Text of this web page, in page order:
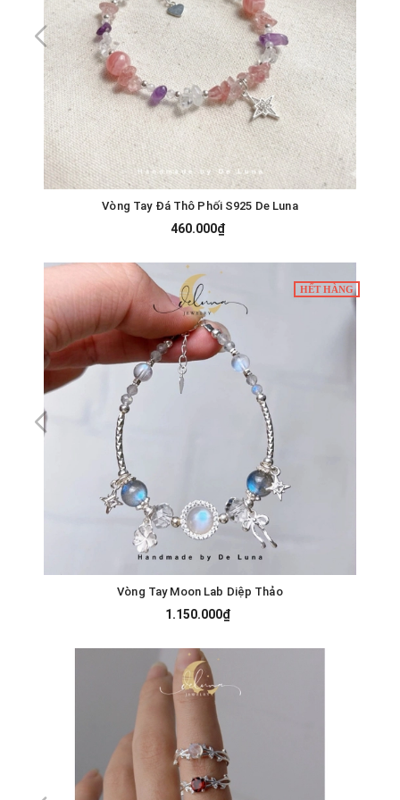
Vòng Tay Đá Thô Phối S925 De Luna
460.000₫
HẾT HÀNG
Vòng Tay Moon Lab Diệp Thảo
1.150.000₫